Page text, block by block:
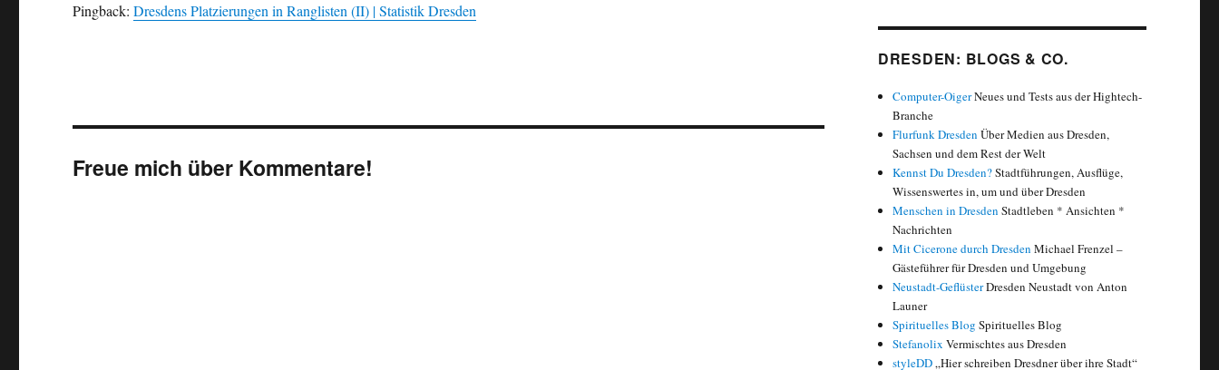
Pingback:Dresdens Platzierungen in Ranglisten (II) | Statistik Dresden
Freue mich über Kommentare!
DRESDEN: BLOGS & CO.
Computer-OigerNeues und Tests aus der Hightech-
Branche
Flurfunk Dresden Über Medien aus Dresden,
Sachsen und dem Rest der Welt
Kennst Du Dresden?Stadtführungen, Ausflüge,
Wissenswertes in, um und über Dresden
Menschen in Dresden Stadtleben * Ansichten *
Nachrichten
Mit Cicerone durch Dresden Michael Frenzel –
Gästeführer für Dresden und Umgebung
Neustadt-GeflüsterDresden Neustadt von Anton
Launer
Spirituelles Blog Spirituelles Blog
Stefanolix Vermischtes aus Dresden
styleDD„Hier schreiben Dresdner über ihre Stadt“